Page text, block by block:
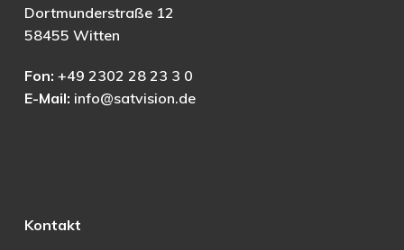
Dortmunderstraße 12
58455 Witten
Fon: +49 2302 28 23 3 0
E-Mail: info@satvision.de
Kontakt